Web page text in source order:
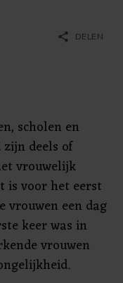
share DELEN
scholen en
deels of
vrouwelijk
is voor het eerst
vrouwen een dag
keer was in
vrouwen